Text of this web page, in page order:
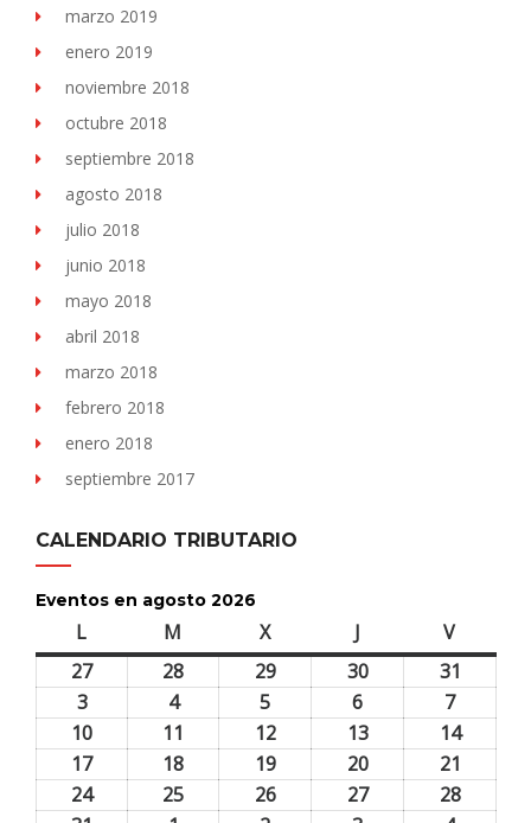
marzo 2019
enero 2019
noviembre 2018
octubre 2018
septiembre 2018
agosto 2018
julio 2018
junio 2018
mayo 2018
abril 2018
marzo 2018
febrero 2018
enero 2018
septiembre 2017
CALENDARIO TRIBUTARIO
Eventos en agosto 2026
L M Xmiércoles J Vviernes
2727
28 2929
2026
3030
2026
31
2026
33
agosto,
2026
44
agosto,
2026
5
agosto,
2026
6
agosto,
2026
77
agosto,
2026
10
agosto,
2026
11 1212
agosto,
2026
1313
agosto,
2026
1414
2026
1717
agosto,
18 1919
agosto,
2020
agosto,
21
agosto,
2424
25 2626
2727
2828